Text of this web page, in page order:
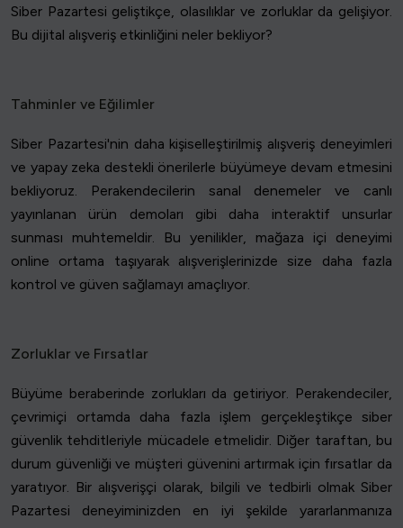
Siber Pazartesi geliştikçe, olasılıklar ve zorluklar da gelişiyor.
Bu dijital alışveriş etkinliğini neler bekliyor?
Tahminler ve Eğilimler
Siber Pazartesi'nin daha kişiselleştirilmiş alışveriş deneyimleri
ve yapay zeka destekli önerilerle büyümeye devam etmesini
bekliyoruz. Perakendecilerin sanal denemeler ve canlı
yayınlanan ürün demoları gibi daha interaktif unsurlar
sunması muhtemeldir. Bu yenilikler, mağaza içi deneyimi
online ortama taşıyarak alışverişlerinizde size daha fazla
kontrol ve güven sağlamayı amaçlıyor.
Zorluklar ve Fırsatlar
Büyüme beraberinde zorlukları da getiriyor. Perakendeciler,
çevrimiçi ortamda daha fazla işlem gerçekleştikçe siber
güvenlik tehditleriyle mücadele etmelidir. Diğer taraftan, bu
durum güvenliği ve müşteri güvenini artırmak için fırsatlar da
yaratıyor. Bir alışverişçi olarak, bilgili ve tedbirli olmak Siber
Pazartesi deneyiminizden en iyi şekilde yararlanmanıza